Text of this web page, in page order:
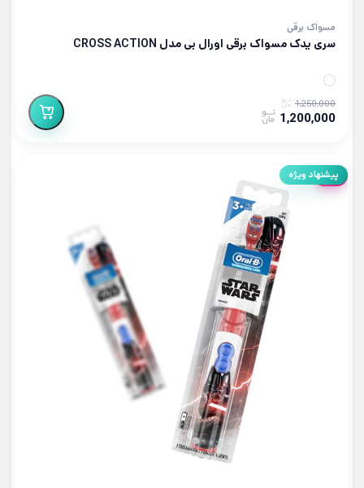
مسواک برقی
سری یدک مسواک برقی اورال بی مدل CROSS ACTION
1,250,000
1,200,000
15%
پیشنهاد ویژه